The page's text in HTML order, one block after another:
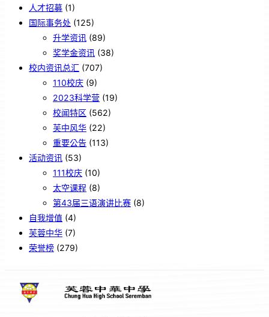
人才招募 (1)
国际事务处 (125)
升学资讯 (89)
奖学金资讯 (38)
校内资讯总汇 (707)
110校庆 (9)
2023科学营 (19)
校闻特区 (562)
芙中风华 (22)
重要公告 (113)
活动资讯 (53)
111校庆 (10)
太空课程 (8)
第43届三语演讲比赛 (8)
自我增值 (4)
芙蓉中华 (7)
荣誉榜 (279)